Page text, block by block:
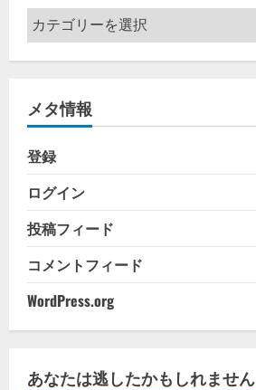
カ
テ
ゴ
ー
メタ情報
登録
ログイン
投稿フィード
コメントフィード
WordPress.org
あなたは逃したかもしれません